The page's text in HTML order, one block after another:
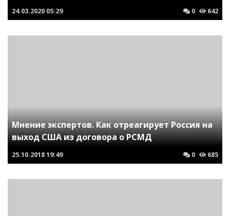
24.03.2020 05:29 0 642
Мнение экспертов. Как отреагирует Россия на
выход США из договора о РСМД
25.10.201819:49 0 685